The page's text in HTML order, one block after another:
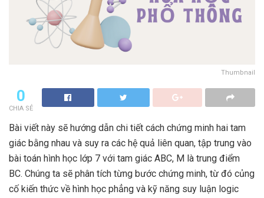
Thumbnail
0
CHIA SẺ
Bài viết này sẽ hướng dẫn chi tiết cách chứng minh hai tam
giác bằng nhau và suy ra các hệ quả liên quan, tập trung vào
bài toán hình học lớp 7 với tam giác ABC, M là trung điểm
BC. Chúng ta sẽ phân tích từng bước chứng minh, từ đó củng
cố kiến thức về hình học phẳng và kỹ năng suy luận logic